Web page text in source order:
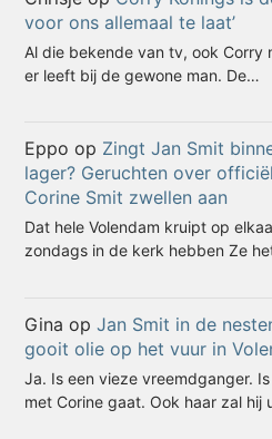
voor ons allemaal te laat’
Al die bekende van tv, ook Corry
er leeft bij de gewone man. De…
Eppo op Zingt Jan Smit
lager? Geruchten over
Corine Smit zwellen aan
Dat hele Volendam kruipt op
zondags in de kerk hebben Ze
Gina opJan Smit in de
gooit olie op het vuur in
Ja. Is een vieze vreemdganger.
met Corine gaat. Ook haar zal hij